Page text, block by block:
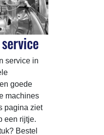
service in
goede
machines
pagina ziet
een rijtje.
Bestel